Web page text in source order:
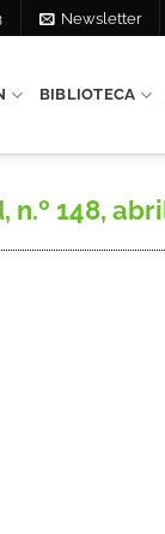
Newsletter
BIBLIOTECA
148,